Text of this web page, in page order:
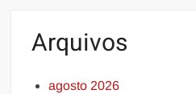
Arquivos
agosto 2026